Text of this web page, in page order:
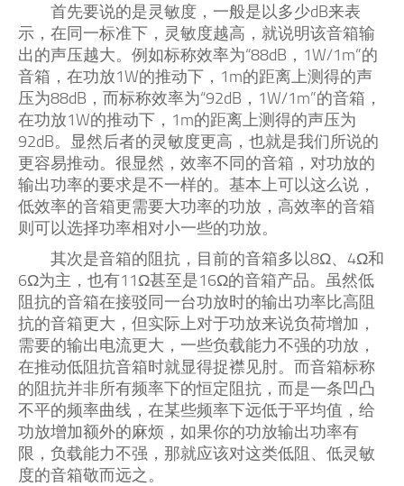
首先要说的是灵敏度，一般是以多少dB来表
示，在同一标准下，灵敏度越高，就说明该音箱输
出的声压越大。例如标称效率为“88dB，1W/1m”的
音箱，在功放1W的推动下，1m的距离上测得的声
压为88dB，而标称效率为“92dB，1W/1m”的音箱，
在功放1W的推动下，1m的距离上测得的声压为
92dB。显然后者的灵敏度更高，也就是我们所说的
更容易推动。很显然，效率不同的音箱，对功放的
输出功率的要求是不一样的。基本上可以这么说，
低效率的音箱更需要大功率的功放，高效率的音箱
则可以选择功率相对小一些的功放。
其次是音箱的阻抗，目前的音箱多以8Ω、4Ω和
6Ω为主，也有11Ω甚至是16Ω的音箱产品。虽然低
阻抗的音箱在接驳同一台功放时的输出功率比高阻
抗的音箱更大，但实际上对于功放来说负荷增加，
需要的输出电流更大，一些负载能力不强的功放，
在推动低阻抗音箱时就显得捉襟见肘。而音箱标称
的阻抗并非所有频率下的恒定阻抗，而是一条凹凸
不平的频率曲线，在某些频率下远低于平均值，给
功放增加额外的麻烦，如果你的功放输出功率有
限，负载能力不强，那就应该对这类低阻、低灵敏
度的音箱敬而远之。